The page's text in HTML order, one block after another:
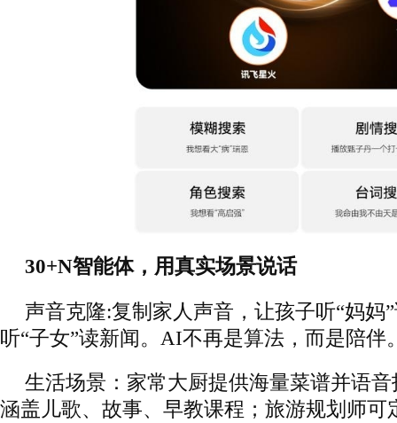
30+N智能体，用真实场景说话
声音克隆:复制家人声音，让孩子听“妈妈
听“子女”读新闻。AI不再是算法，而是陪伴
生活场景：家常大厨提供海量菜谱并语
涵盖儿歌、故事、早教课程；旅游规划师可